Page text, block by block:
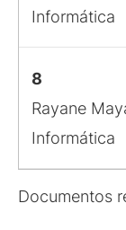
Informática
8
Rayane
Informática
Documentos